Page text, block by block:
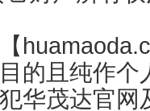
的且纯作
华茂达官网